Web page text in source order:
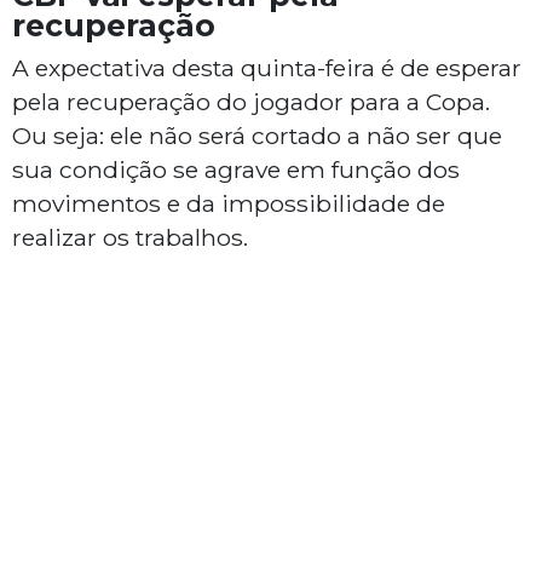
recuperação
A expectativa desta quinta-feira é de esperar
pela recuperação do jogador para a Copa.
Ou seja: ele não será cortado a não ser que
sua condição se agrave em função dos
movimentos e da impossibilidade de
realizar os trabalhos.